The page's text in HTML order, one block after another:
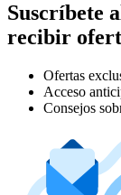
Suscríbete
recibir
Ofertas
Acceso
Consejos